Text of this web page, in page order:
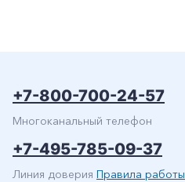
+7-800-700-24-57
Многоканальный телефон
+7-495-785-09-37
Линия доверия Правила работы